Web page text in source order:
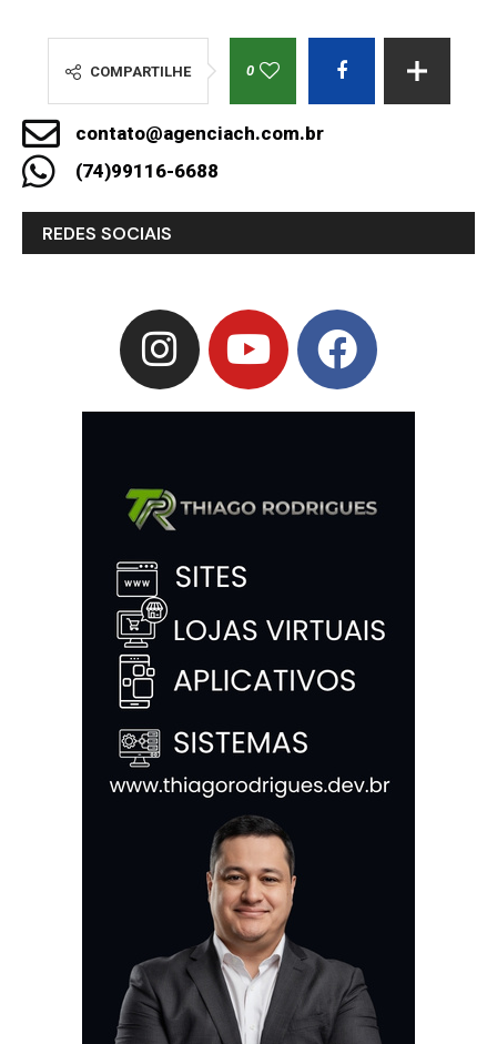
COMPARTILHE 0
contato@agenciach.com.br
(74)99116-6688
REDES SOCIAIS